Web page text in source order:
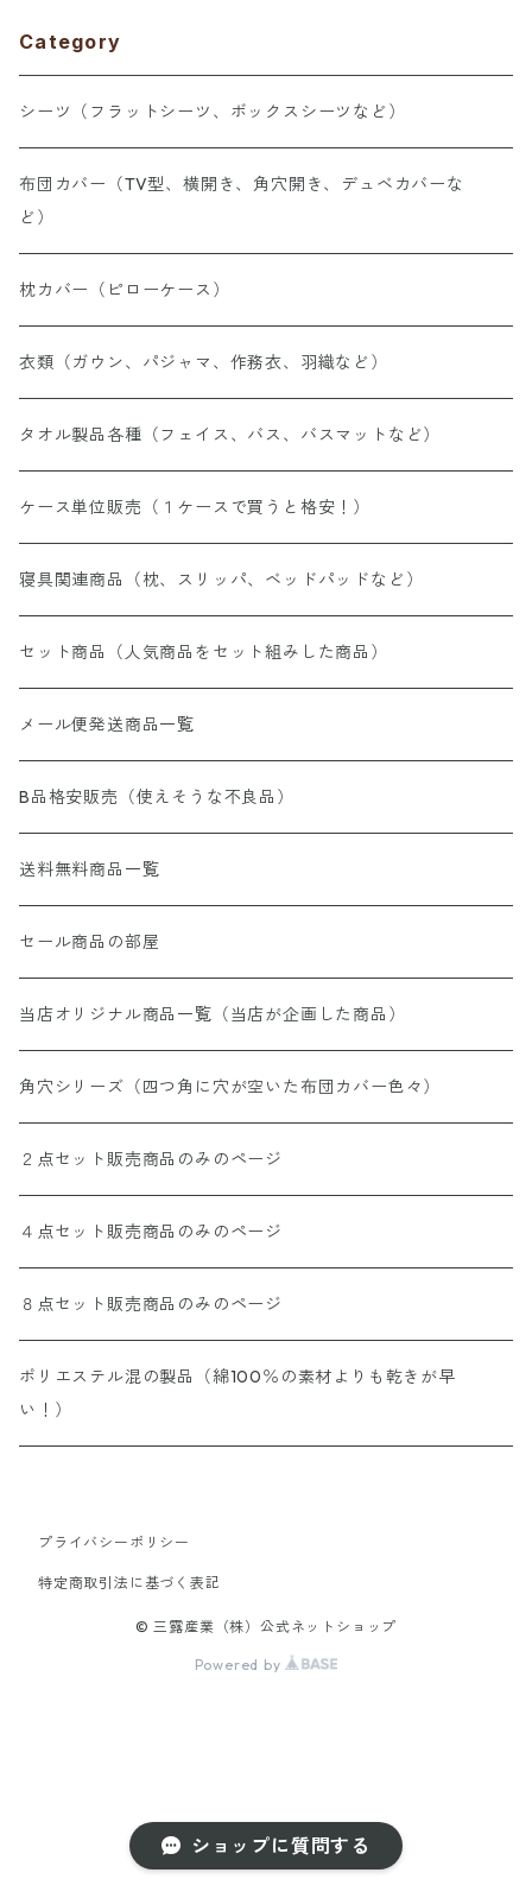
ショップに質問する
Category
シーツ（フラットシーツ、ボックスシーツなど）
布団カバー（TV型、横開き、角穴開き、デュベカバーな
ど）
枕カバー（ピローケース）
衣類（ガウン、パジャマ、作務衣、羽織など）
タオル製品各種（フェイス、バス、バスマットなど）
ケース単位販売（１ケースで買うと格安！）
寝具関連商品（枕、スリッパ、ベッドパッドなど）
セット商品（人気商品をセット組みした商品）
メール便発送商品一覧
B品格安販売（使えそうな不良品）
送料無料商品一覧
セール商品の部屋
当店オリジナル商品一覧（当店が企画した商品）
角穴シリーズ（四つ角に穴が空いた布団カバー色々）
２点セット販売商品のみのページ
４点セット販売商品のみのページ
８点セット販売商品のみのページ
ポリエステル混の製品（綿100％の素材よりも乾きが早
い！）
プライバシーポリシー
特定商取引法に基づく表記
© 三露産業（株）公式ネットショップ
Powered by